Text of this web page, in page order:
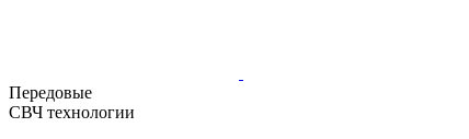
Передовые
СВЧ технологии